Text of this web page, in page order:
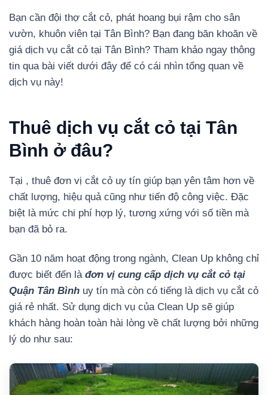
Bạn cần đội thợ cắt cỏ, phát hoang bụi rậm cho sân
vườn, khuôn viên tại Tân Bình? Bạn đang băn khoăn về
giá dịch vụ cắt cỏ tại Tân Bình? Tham khảo ngay thông
tin qua bài viết dưới đây để có cái nhìn tổng quan về
dịch vụ này!
Thuê dịch vụ cắt cỏ tại Tân
Bình ở đâu?
Tại , thuê đơn vị cắt cỏ uy tín giúp bạn yên tâm hơn về
chất lượng, hiệu quả cũng như tiến độ công việc. Đặc
biệt là mức chi phí hợp lý, tương xứng với số tiền mà
bạn đã bỏ ra.
Gần 10 năm hoạt động trong ngành, Clean Up không chỉ
được biết đến là đơn vị cung cấp dịch vụ cắt cỏ tại
Quận Tân Bình uy tín mà còn có tiếng là dịch vụ cắt cỏ
giá rẻ nhất. Sử dụng dịch vụ của Clean Up sẽ giúp
khách hàng hoàn toàn hài lòng về chất lượng bởi những
lý do như sau: